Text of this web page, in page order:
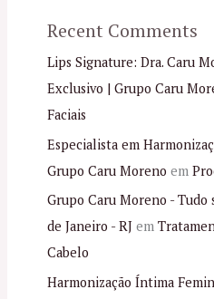
Recent Comments
Lips Signature: Dra. Caru
Exclusivo | Grupo Caru
Faciais
Especialista em
Grupo Caru Moreno em
Grupo Caru Moreno - Tudo
de Janeiro - RJem
Cabelo
Harmonização Íntima